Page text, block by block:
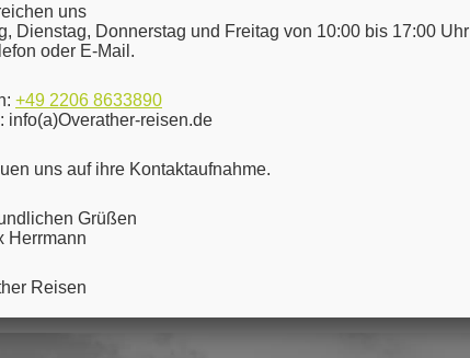
reisen.de
uns
Dienstag, Donnerstag und Freitag von 10:00 bis 17:00 Uhr
oder E-Mail.
+49 2206 8633890
info(a)Overather-reisen.de
uns auf ihre Kontaktaufnahme.
Grüßen
Herrmann
Reisen